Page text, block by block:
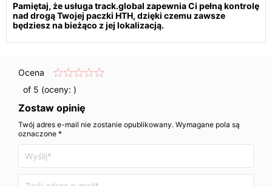
Pamiętaj, że usługa track.global zapewnia Ci pełną kontrolę
nad drogą Twojej paczki HTH, dzięki czemu zawsze
będziesz na bieżąco z jej lokalizacją.
Ocena
of 5 (oceny: )
Zostaw opinię
Twój adres e-mail nie zostanie opublikowany. Wymagane pola są
oznaczone *